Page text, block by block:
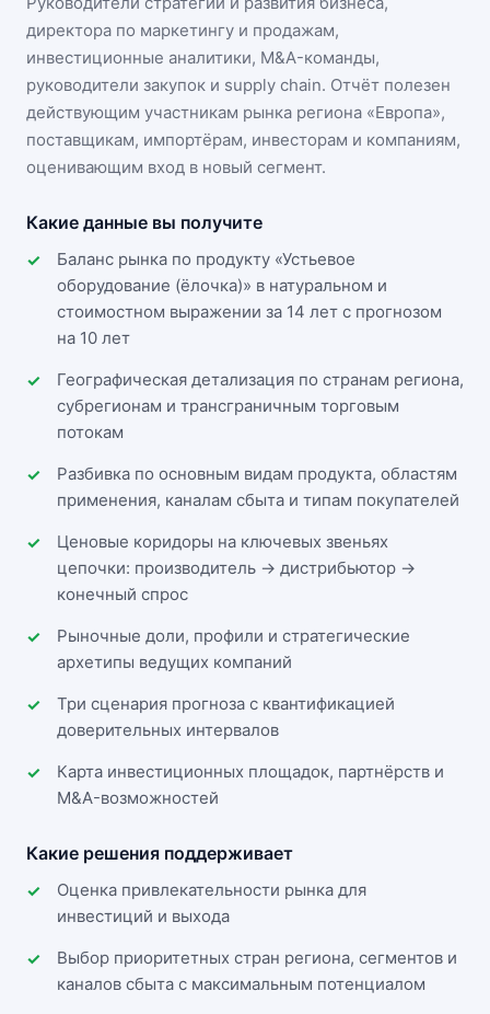
директора по маркетингу и продажам,
инвестиционные аналитики, M&A-команды,
руководители закупок и supply chain. Отчёт полезен
действующим участникам рынка региона «Европа»,
поставщикам, импортёрам, инвесторам и компаниям,
оценивающим вход в новый сегмент.
Какие данные вы получите
Баланс рынка по продукту «Устьевое
оборудование (ёлочка)» в натуральном и
стоимостном выражении за 14 лет с прогнозом
на 10 лет
Географическая детализация по странам региона,
субрегионам и трансграничным торговым
потокам
Разбивка по основным видам продукта, областям
применения, каналам сбыта и типам покупателей
Ценовые коридоры на ключевых звеньях
цепочки: производитель → дистрибьютор →
конечный спрос
Рыночные доли, профили и стратегические
архетипы ведущих компаний
Три сценария прогноза с квантификацией
доверительных интервалов
Карта инвестиционных площадок, партнёрств и
M&A-возможностей
Какие решения поддерживает
Оценка привлекательности рынка для
инвестиций и выхода
Выбор приоритетных стран региона, сегментов и
каналов сбыта с максимальным потенциалом